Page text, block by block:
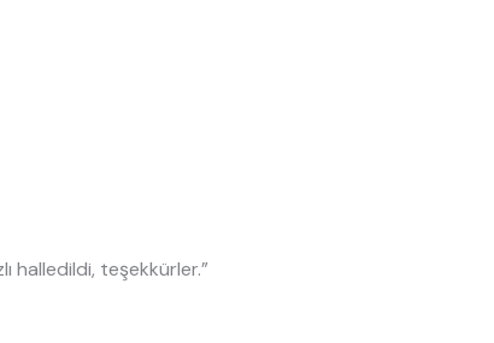
halledildi, teşekkürler.”